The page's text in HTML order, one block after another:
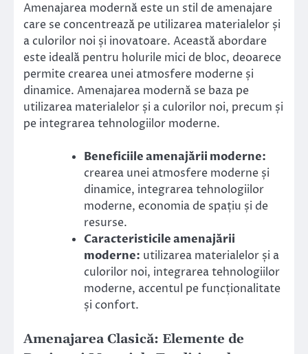
Amenajarea modernă este un stil de amenajare
care se concentrează pe utilizarea materialelor și
a culorilor noi și inovatoare. Această abordare
este ideală pentru holurile mici de bloc, deoarece
permite crearea unei atmosfere moderne și
dinamice. Amenajarea modernă se baza pe
utilizarea materialelor și a culorilor noi, precum și
pe integrarea tehnologiilor moderne.
Beneficiile amenajării moderne:
crearea unei atmosfere moderne și
dinamice, integrarea tehnologiilor
moderne, economia de spațiu și de
resurse.
Caracteristicile amenajării
moderne: utilizarea materialelor și a
culorilor noi, integrarea tehnologiilor
moderne, accentul pe funcționalitate
și confort.
Amenajarea Clasică: Elemente de